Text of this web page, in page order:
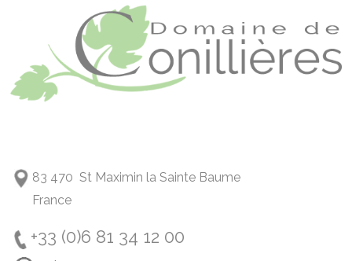
83 470 St Maximin la Sainte Baume
France
+33 (0)6 81 34 12 00